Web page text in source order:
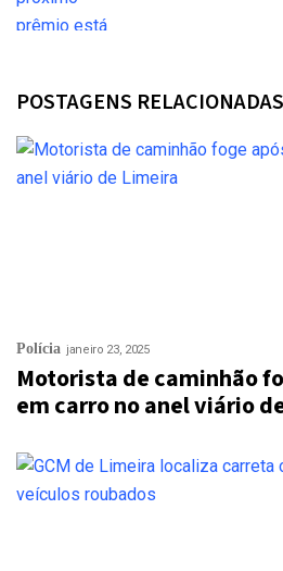
POSTAGENS RELACIONADAS
Polícia janeiro 23, 2025
Motorista de caminhão
em carro no anel viário